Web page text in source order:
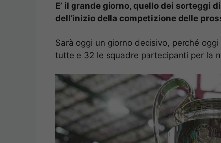
E’ il grande giorno, quello dei sorteggi
dell’inizio della competizione delle
Sarà oggi un giorno decisivo, perché
tutte e 32 le squadre partecipanti per la